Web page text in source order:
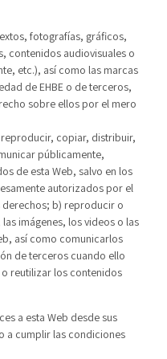
fotografías, gráficos,
contenidos audiovisuales o
etc.), así como las marcas
de EHBE o de terceros,
sobre ellos por el mero
reproducir, copiar, distribuir,
públicamente,
de esta Web, salvo en los
autorizados por el
b) reproducir o
imágenes, los videos o las
así como comunicarlos
de terceros cuando ello
reutilizar los contenidos
a esta Web desde sus
a cumplir las condiciones